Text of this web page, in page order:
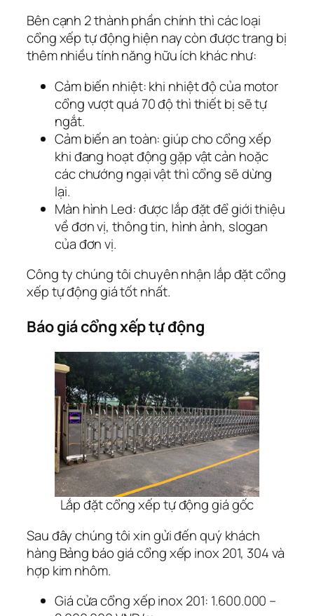
Bên cạnh 2 thành phần chính thì các loại
cổng xếp tự động hiện nay còn được trang bị
thêm nhiều tính năng hữu ích khác như:
Cảm biến nhiệt: khi nhiệt độ của motor
cổng vượt quá 70 độ thì thiết bị sẽ tự
ngắt.
Cảm biến an toàn: giúp cho cổng xếp
khi đang hoạt động gặp vật cản hoặc
các chướng ngại vật thì cổng sẽ dừng
lại.
Màn hình Led: được lắp đặt để giới thiệu
về đơn vị, thông tin, hình ảnh, slogan
của đơn vị.
Công ty chúng tôi chuyên nhận lắp đặt cổng
xếp tự động giá tốt nhất.
Báo giá cổng xếp tự động
Lắp đặt cổng xếp tự động giá gốc
Sau đây chúng tôi xin gửi đến quý khách
hàng Bảng báo giá cổng xếp inox 201, 304 và
hợp kim nhôm.
Giá cửa cổng xếp inox 201: 1.600.000 –